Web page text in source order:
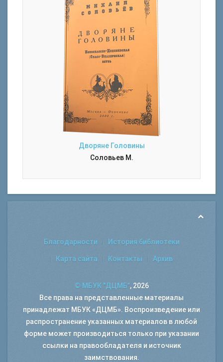
Дворяне Головины
Соловьев М.
Благодарности История библиотеки
Карта сайта Контакты Архив
© МБУК "ДЦМБ", 2026
Все права на представленные материалы
принадлежат МБУК «ДЦМБ». Воспроизведение или
распространение указанных материалов в любой
форме может производиться только при указании
ссылки на правообладателя и источник
заимствования.